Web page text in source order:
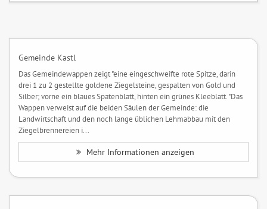
Gemeinde Kastl
Das Gemeindewappen zeigt "eine eingeschweifte rote Spitze, darin
drei 1 zu 2 gestellte goldene Ziegelsteine, gespalten von Gold und
Silber; vorne ein blaues Spatenblatt, hinten ein grünes Kleeblatt. "Das
Wappen verweist auf die beiden Säulen der Gemeinde: die
Landwirtschaft und den noch lange üblichen Lehmabbau mit den
Ziegelbrennereien i...
Mehr Informationen anzeigen